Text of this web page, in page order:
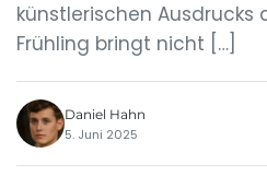
künstlerischen Ausdrucks
Frühling bringt nicht […]
Daniel Hahn
5. Juni 2025